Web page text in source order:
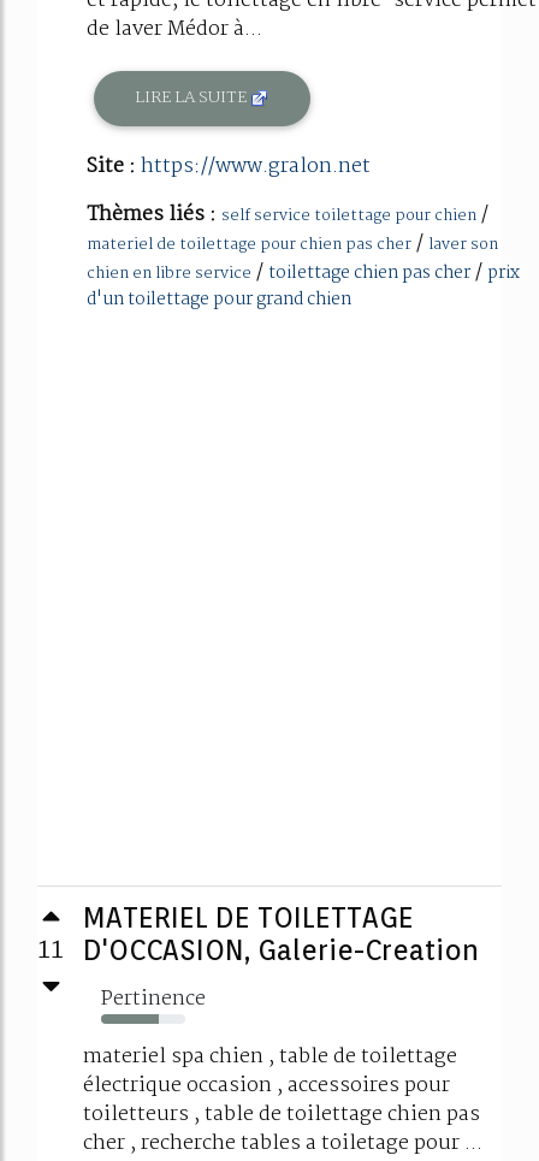
de laver Médor à...
LIRE LA SUITE
Site : https://www.gralon.net
Thèmes liés : self service toilettage pour chien/
materiel de toilettage pour chien pas cher/ laver son
chien en libre service / toilettage chien pas cher/ prix
d'un toilettage pour grand chien
11
MATERIEL DE TOILETTAGE
D'OCCASION, Galerie-Creation
Pertinence
68%
materiel spa chien , table de toilettage
électrique occasion , accessoires pour
toiletteurs , table de toilettage chien pas
cher , recherche tables a toiletage pour ...